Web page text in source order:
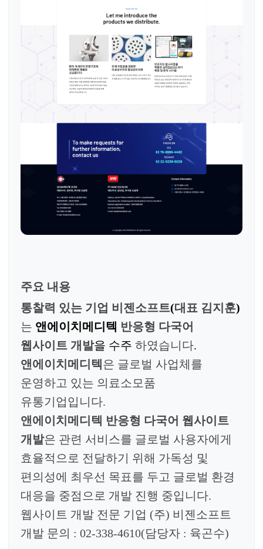
주요 내용
통찰력 있는 기업 비젠소프트(대표 김지훈)
는 앤에이치메디텍 반응형 다국어
웹사이트 개발을 수주 하였습니다.
앤에이치메디텍 은 글로벌 사업체를
운영하고 있는 의료소모품
유통기업입니다.
앤에이치메디텍 반응형 다국어 웹사이트
개발은 관련 서비스를 글로벌 사용자에게
효율적으로 전달하기 위해 가독성 및
편의성에 최우선 목표를 두고 글로벌 환경
대응을 중점으로 개발 진행 중입니다.
웹사이트 개발 전문 기업 (주) 비젠소프트
개발 문의 : 02-338-4610(담당자 : 육곤수)